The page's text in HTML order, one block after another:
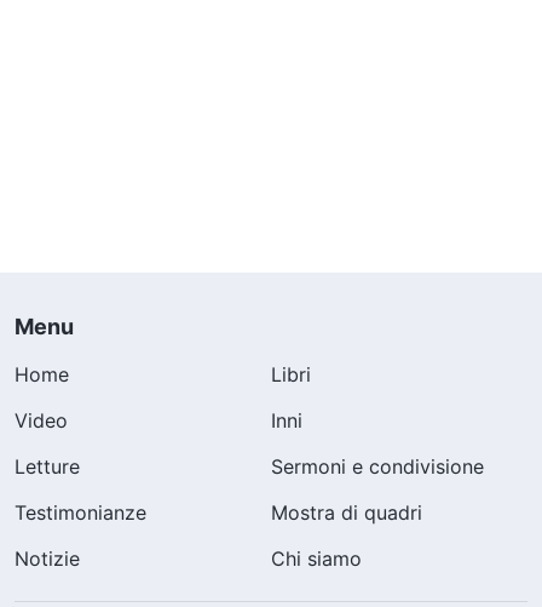
Menu
Home
Libri
Video
Inni
Letture
Sermoni e condivisione
Testimonianze
Mostra di quadri
Notizie
Chi siamo